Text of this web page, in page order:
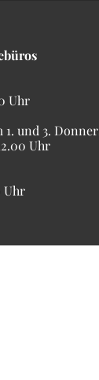
Uhr
1. und 3.
Uhr
Uhr